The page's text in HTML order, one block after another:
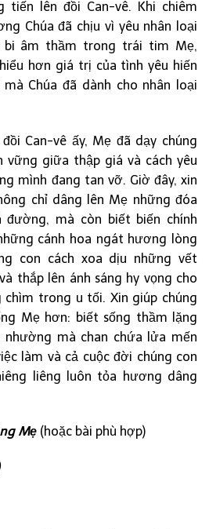
tiến lên đồi Can-vê. Khi chiêm
Chúa đã chịu vì yêu nhân loại
bi âm thầm trong trái tim Mẹ,
hơn giá trị của tình yêu hiến
Chúa đã dành cho nhân loại
Can-vê ấy, Mẹ đã dạy chúng
vững giữa thập giá và cách yêu
mình đang tan vỡ. Giờ đây, xin
chỉ dâng lên Mẹ những đóa
mà còn biết biến chính
cánh hoa ngát hương lòng
con cách xoa dịu những vết
thắp lên ánh sáng hy vọng cho
chìm trong u tối. Xin giúp chúng
Mẹ hơn: biết sống thầm lặng
nhường mà chan chứa lửa mến
làm và cả cuộc đời chúng con
liêng luôn tỏa hương dâng
Mẹ (hoặc bài phù hợp)